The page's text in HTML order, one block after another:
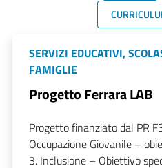
SERVIZI EDUCATIVI,
FAMIGLIE
Progetto Ferrara LAB
Progetto finanziato dal PR
Occupazione Giovanile –
3. Inclusione – Obiettivo